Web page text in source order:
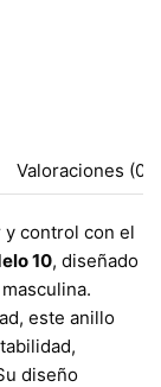
Valoraciones (0)
y control con el
10, diseñado
este anillo
diseño